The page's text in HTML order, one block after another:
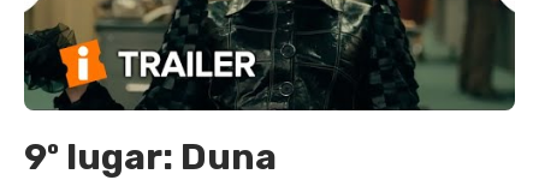
9º lugar: Duna